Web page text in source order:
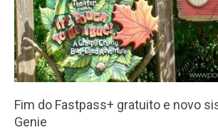
Fim do Fastpass+ gratuito e novo
Genie